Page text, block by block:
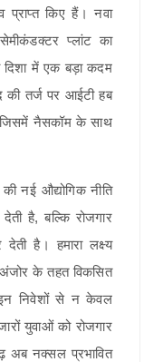
प्राप्त किए हैं। नवा
प्लांट का
दिशा में एक बड़ा कदम
की तर्ज पर आईटी हब
नैसकॉम के साथ
नई औद्योगिक नीति
है, बल्कि रोजगार
है। हमारा लक्ष्य
के तहत विकसित
इन निवेशों से न केवल
युवाओं को रोजगार
अब नक्सल प्रभावित